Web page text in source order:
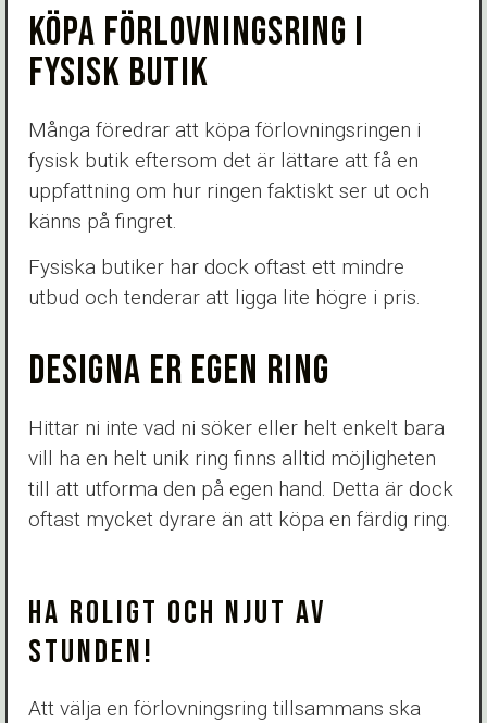
KÖPA FÖRLOVNINGSRING I
FYSISK BUTIK
Många föredrar att köpa förlovningsringen i
fysisk butik eftersom det är lättare att få en
uppfattning om hur ringen faktiskt ser ut och
känns på fingret.
Fysiska butiker har dock oftast ett mindre
utbud och tenderar att ligga lite högre i pris.
DESIGNA ER EGEN RING
Hittar ni inte vad ni söker eller helt enkelt bara
vill ha en helt unik ring finns alltid möjligheten
till att utforma den på egen hand. Detta är dock
oftast mycket dyrare än att köpa en färdig ring.
HA ROLIGT OCH NJUT AV
STUNDEN!
Att välja en förlovningsring tillsammans ska